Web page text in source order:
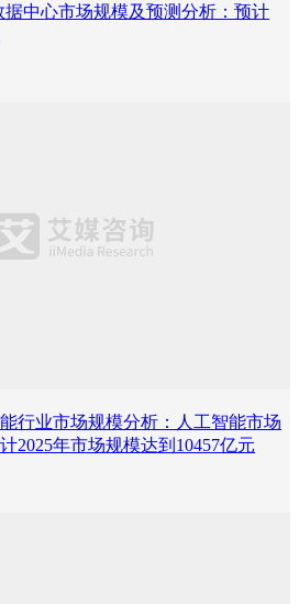
据中心市场规模及预测分析：预计
行业市场规模分析：人工智能市场
2025年市场规模达到10457亿元